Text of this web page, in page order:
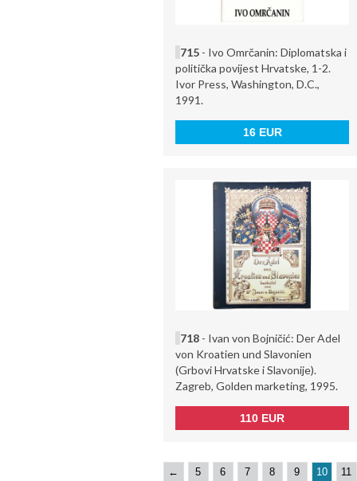
715 - Ivo Omrčanin: Diplomatska i
politička povijest Hrvatske, 1-2.
Ivor Press, Washington, D.C.,
1991.
16 EUR
718 - Ivan von Bojničić: Der Adel
von Kroatien und Slavonien
(Grbovi Hrvatske i Slavonije).
Zagreb, Golden marketing, 1995.
110 EUR
← 5 6 7 8 9 10 11